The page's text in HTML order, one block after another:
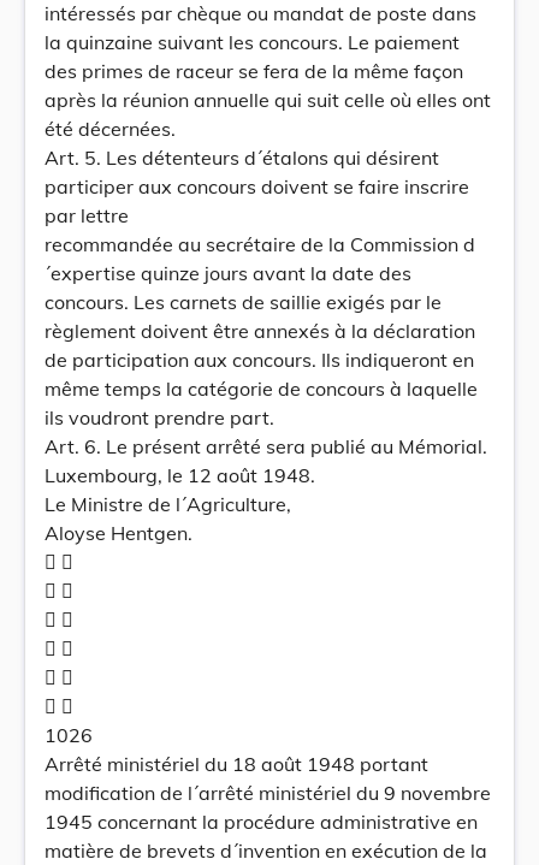
intéressés par chèque ou mandat de poste dans
la quinzaine suivant les concours. Le paiement
des primes de raceur se fera de la même façon
après la réunion annuelle qui suit celle où elles ont
été décernées.
Art. 5. Les détenteurs d´étalons qui désirent
participer aux concours doivent se faire inscrire
par lettre
recommandée au secrétaire de la Commission d
´expertise quinze jours avant la date des
concours. Les carnets de saillie exigés par le
règlement doivent être annexés à la déclaration
de participation aux concours. Ils indiqueront en
même temps la catégorie de concours à laquelle
ils voudront prendre part.
Art. 6. Le présent arrêté sera publié au Mémorial.
Luxembourg, le 12 août 1948.
Le Ministre de l´Agriculture,
Aloyse Hentgen.
 
 
 
 
 
 
1026
Arrêté ministériel du 18 août 1948 portant
modification de l´arrêté ministériel du 9 novembre
1945 concernant la procédure administrative en
matière de brevets d´invention en exécution de la